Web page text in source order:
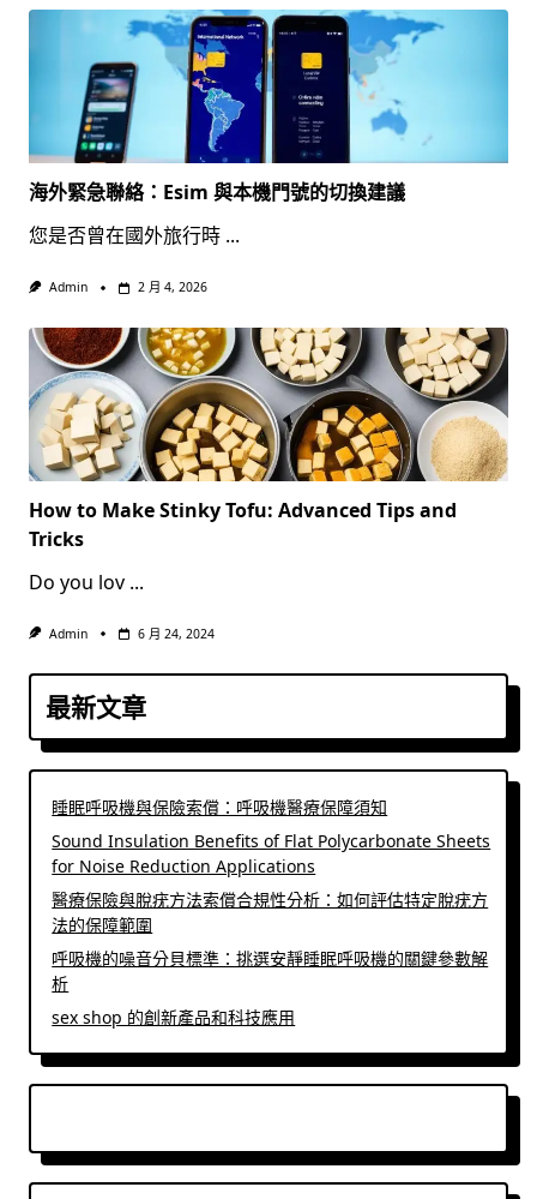
海外緊急聯絡：Esim 與本機門號的切換建議
您是否曾在國外旅行時 ...
Admin 2 月 4, 2026
How to Make Stinky Tofu: Advanced Tips and
Tricks
Do you lov ...
Admin 6 月 24, 2024
最新文章
睡眠呼吸機與保險索償：呼吸機醫療保障須知
Sound Insulation Benefits of Flat Polycarbonate Sheets
for Noise Reduction Applications
醫療保險與脫疣方法索償合規性分析：如何評估特定脫疣方
法的保障範圍
呼吸機的噪音分貝標準：挑選安靜睡眠呼吸機的關鍵參數解
析
sex shop 的創新產品和科技應用